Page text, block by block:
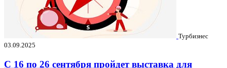
Турбизнес
03.09.2025
C 16 по 26 сентября пройдет выставка для